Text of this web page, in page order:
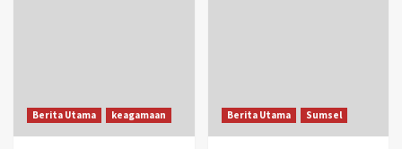
Berita Utama keagamaan Berita Utama Sumsel